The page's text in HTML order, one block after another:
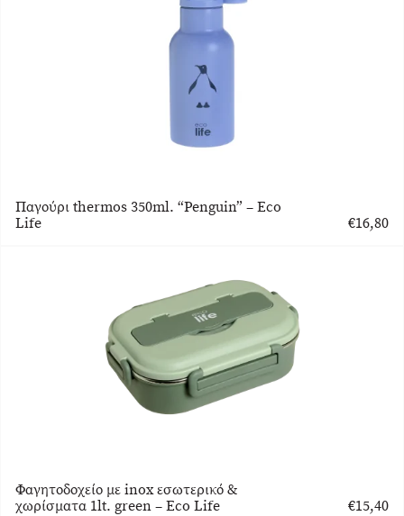
Παγούρι thermos 350ml. “Penguin” – Eco
Life
€16,80
Φαγητοδοχείο με inox εσωτερικό &
χωρίσματα 1lt. green – Eco Life
€15,40